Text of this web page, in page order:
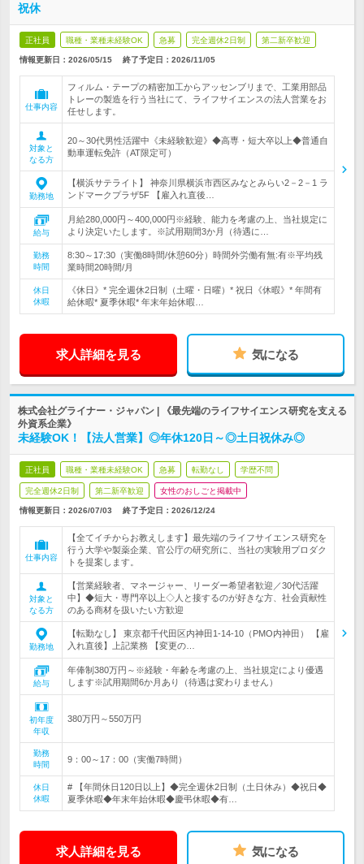
祝休
正社員 職種・業種未経験OK 急募 完全週休2日制 第二新卒歓迎
情報更新日：2026/05/15 終了予定日： 2026/11/05
仕事内容
フィルム・テープの精密加工からアッセンブリまで、工業用部品
トレーの製造を行う当社にて、ライフサイエンスの法人営業をお
任せします。
対象と
なる方
20～30代男性活躍中《未経験歓迎》◆高専・短大卒以上◆普通自
動車運転免許（AT限定可）
勤務地
【横浜サテライト】 神奈川県横浜市西区みなとみらい2－2－1 ラ
ンドマークプラザ5F 【雇入れ直後…
給与
月給280,000円～400,000円※経験、能力を考慮の上、当社規定に
より決定いたします。※試用期間3か月（待遇に…
勤務
時間
8:30～17:30（実働8時間/休憩60分）時間外労働有無:有※平均残
業時間20時間/月
休日
休暇
《休日》* 完全週休2日制（土曜・日曜）* 祝日《休暇》* 年間有
給休暇* 夏季休暇* 年末年始休暇…
求人詳細を見る 気になる
株式会社グライナー・ジャパン | 《最先端のライフサイエンス研究を支える
外資系企業》
未経験OK！【法人営業】◎年休120日～◎土日祝休み◎
正社員 職種・業種未経験OK 急募 転勤なし 学歴不問
完全週休2日制 第二新卒歓迎 女性のおしごと掲載中
情報更新日：2026/07/03 終了予定日： 2026/12/24
仕事内容
【全てイチからお教えします】最先端のライフサイエンス研究を
行う大学や製薬企業、官公庁の研究所に、当社の実験用プロダク
トを提案します。
対象と
なる方
【営業経験者、マネージャー、リーダー希望者歓迎／30代活躍
中】◆短大・専門卒以上◇人と接するのが好きな方、社会貢献性
のある商材を扱いたい方歓迎
勤務地
【転勤なし】 東京都千代田区内神田1-14-10（PMO内神田） 【雇
入れ直後】上記業務 【変更の…
給与
年俸制380万円～※経験・年齢を考慮の上、当社規定により優遇
します※試用期間6か月あり（待遇は変わりません）
初年度
年収
380万円～550万円
勤務
時間
9：00～17：00（実働7時間）
休日
休暇
# 【年間休日120日以上】◆完全週休2日制（土日休み）◆祝日◆
夏季休暇◆年末年始休暇◆慶弔休暇◆有…
求人詳細を見る 気になる